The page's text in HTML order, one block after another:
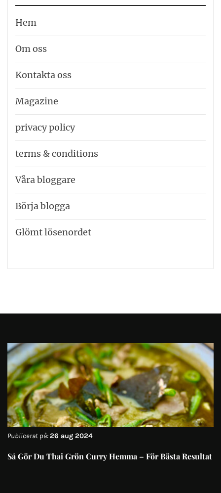
Hem
Om oss
Kontakta oss
Magazine
privacy policy
terms & conditions
Våra bloggare
Börja blogga
Glömt lösenordet
Publicerat på:26 aug 2024
Så Gör Du Thai Grön Curry Hemma – För Bästa Resultat